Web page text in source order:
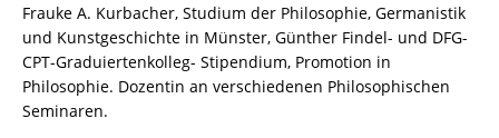
Frauke A. Kurbacher, Studium der Philosophie, Germanistik
und Kunstgeschichte in Münster, Günther Findel- und DFG-
CPT-Graduiertenkolleg- Stipendium, Promotion in
Philosophie. Dozentin an verschiedenen Philosophischen
Seminaren.